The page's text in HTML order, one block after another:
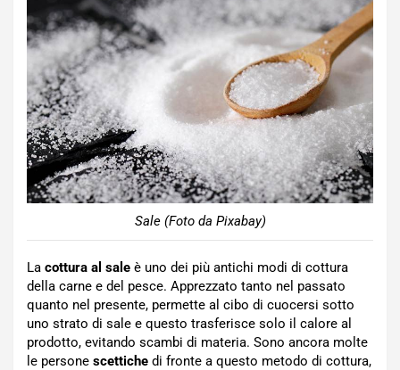
Sale (Foto da Pixabay)
La cottura al sale è uno dei più antichi modi di cottura
della carne e del pesce. Apprezzato tanto nel passato
quanto nel presente, permette al cibo di cuocersi sotto
uno strato di sale e questo trasferisce solo il calore al
prodotto, evitando scambi di materia. Sono ancora molte
le persone scettiche di fronte a questo metodo di cottura,